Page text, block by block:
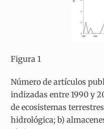
Figura 1
Número de artículos
indizadas entre 1990 y
de ecosistemas
hidrológica; b)